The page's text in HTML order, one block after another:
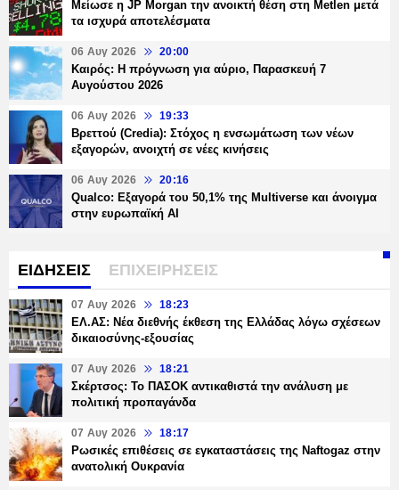
Μείωσε η JP Morgan την ανοικτή θέση στη Metlen μετά
τα ισχυρά αποτελέσματα
06 Αυγ 2026 20:00
Καιρός: Η πρόγνωση για αύριο, Παρασκευή 7
Αυγούστου 2026
06 Αυγ 2026 19:33
Βρεττού (Credia): Στόχος η ενσωμάτωση των νέων
εξαγορών, ανοιχτή σε νέες κινήσεις
06 Αυγ 2026 20:16
Qualco: Εξαγορά του 50,1% της Multiverse και άνοιγμα
στην ευρωπαϊκή AI
ΕΙΔΗΣΕΙΣ ΕΠΙΧΕΙΡΗΣΕΙΣ
07 Αυγ 2026 18:23
ΕΛ.ΑΣ: Νέα διεθνής έκθεση της Ελλάδας λόγω σχέσεων
δικαιοσύνης-εξουσίας
07 Αυγ 2026 18:21
Σκέρτσος: Το ΠΑΣΟΚ αντικαθιστά την ανάλυση με
πολιτική προπαγάνδα
07 Αυγ 2026 18:17
Ρωσικές επιθέσεις σε εγκαταστάσεις της Naftogaz στην
ανατολική Ουκρανία